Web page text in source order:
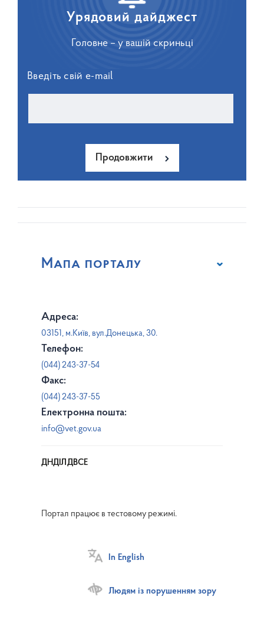
Урядовий дайджест
Головне – у вашій скриньці
Введіть свій e-mail
Продовжити
Мапа порталу
Адреса:
03151, м.Київ, вул.Донецька, 30.
Телефон:
(044) 243-37-54
Факс:
(044) 243-37-55
Електронна пошта:
info@vet.gov.ua
ДНДІЛДВСЕ
Портал працює в тестовому режимі.
In English
Людям із порушенням зору